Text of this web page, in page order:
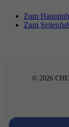
Zum
Zum
© 2026